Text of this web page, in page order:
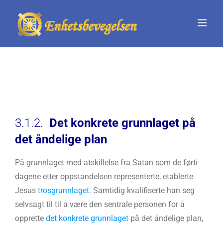
content
3.1.2. Det konkrete grunnlaget på
det åndelige plan
På grunnlaget med atskillelse fra Satan som de førti
dagene etter oppstandelsen representerte, etablerte
Jesus trosgrunnlaget. Samtidig kvalifiserte han seg
selvsagt til til å være den sentrale personen for å
opprette det konkrete grunnlaget på det åndelige plan,